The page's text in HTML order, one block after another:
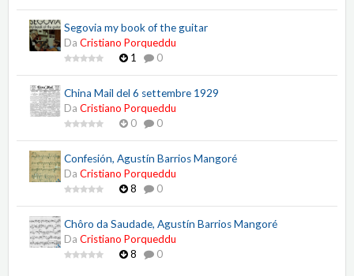
Segovia my book of the guitar
Da Cristiano Porqueddu
1
0
China Mail del 6 settembre 1929
Da Cristiano Porqueddu
0
0
Confesión, Agustín Barrios Mangoré
Da Cristiano Porqueddu
8
0
Chôro da Saudade, Agustín Barrios Mangoré
Da Cristiano Porqueddu
8
0